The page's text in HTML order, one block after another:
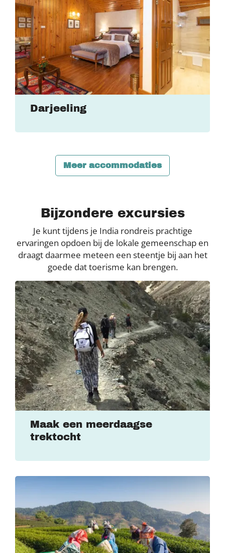
Darjeeling
Meer accommodaties
Bijzondere excursies
Je kunt tijdens je India rondreis prachtige
ervaringen opdoen bij de lokale gemeenschap en
draagt daarmee meteen een steentje bij aan het
goede dat toerisme kan brengen.
Maak een meerdaagse
trektocht